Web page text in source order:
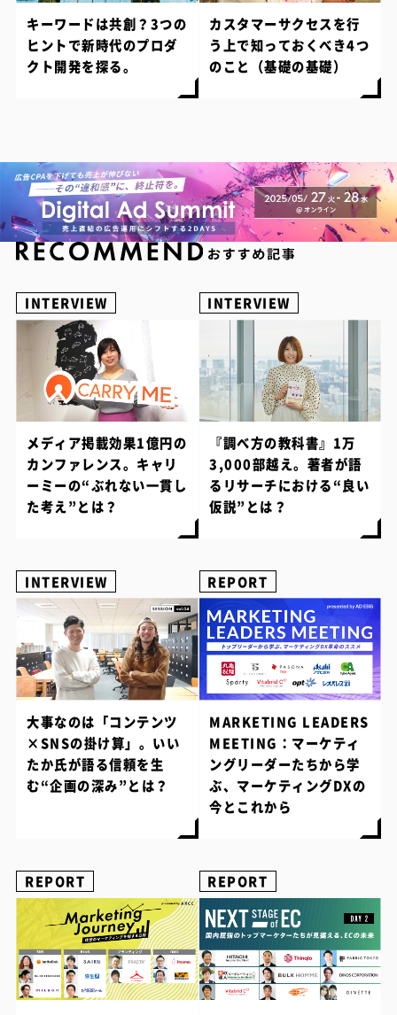
キーワードは共創？3つの
ヒントで新時代のプロダ
クト開発を探る。
カスタマーサクセスを行
う上で知っておくべき4つ
のこと（基礎の基礎）
INTERVIEW
メディア掲載効果1億円の
カンファレンス。キャリ
ーミーの“ぶれない一貫し
た考え”とは？
INTERVIEW
『調べ方の教科書』1万
3,000部越え。著者が語
るリサーチにおける“良い
仮説”とは？
INTERVIEW
大事なのは「コンテンツ
×SNSの掛け算」。いい
たか氏が語る信頼を生
む“企画の深み”とは？
REPORT
MARKETING LEADERS
MEETING：マーケティ
ングリーダーたちから学
ぶ、マーケティングDXの
今とこれから
REPORT REPORT